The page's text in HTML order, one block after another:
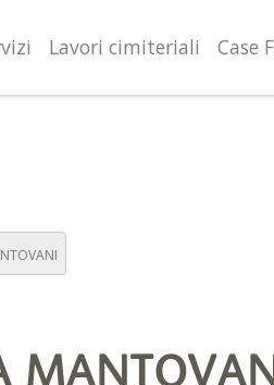
Lavori cimiteriali Case
finalità illustrate nella
all’uso dei cookie.